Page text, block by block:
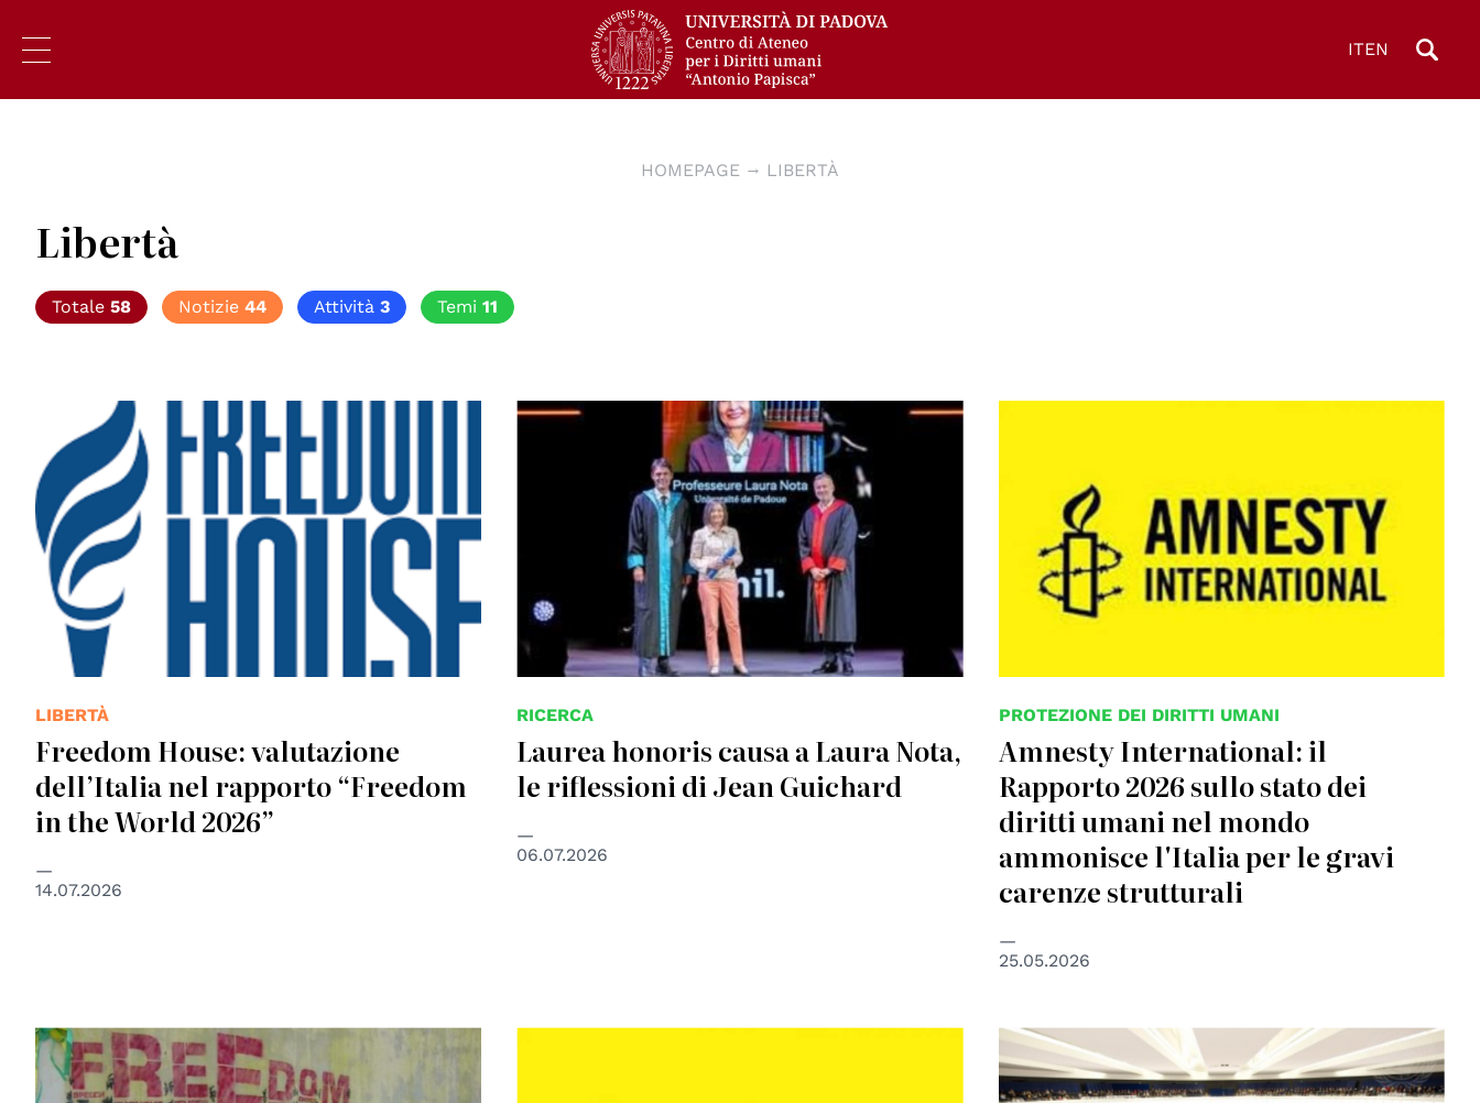
ITEN
HOMEPAGE LIBERTÀ
Libertà
Totale 58 Notizie 44 Attività 3 Temi 11
LIBERTÀ
Freedom House: valutazione
dell’Italia nel rapporto “Freedom
in the World 2026”
14.07.2026
RICERCA
Laurea honoris causa a Laura Nota,
le riflessioni di Jean Guichard
06.07.2026
PROTEZIONE DEI DIRITTI UMANI
Amnesty International: il
Rapporto 2026 sullo stato dei
diritti umani nel mondo
ammonisce l'Italia per le gravi
carenze strutturali
25.05.2026
© "Freedom" by The unnamed is licensed under CC BY-
SA 2.0.
© UN Photo/Eskinder Debebe